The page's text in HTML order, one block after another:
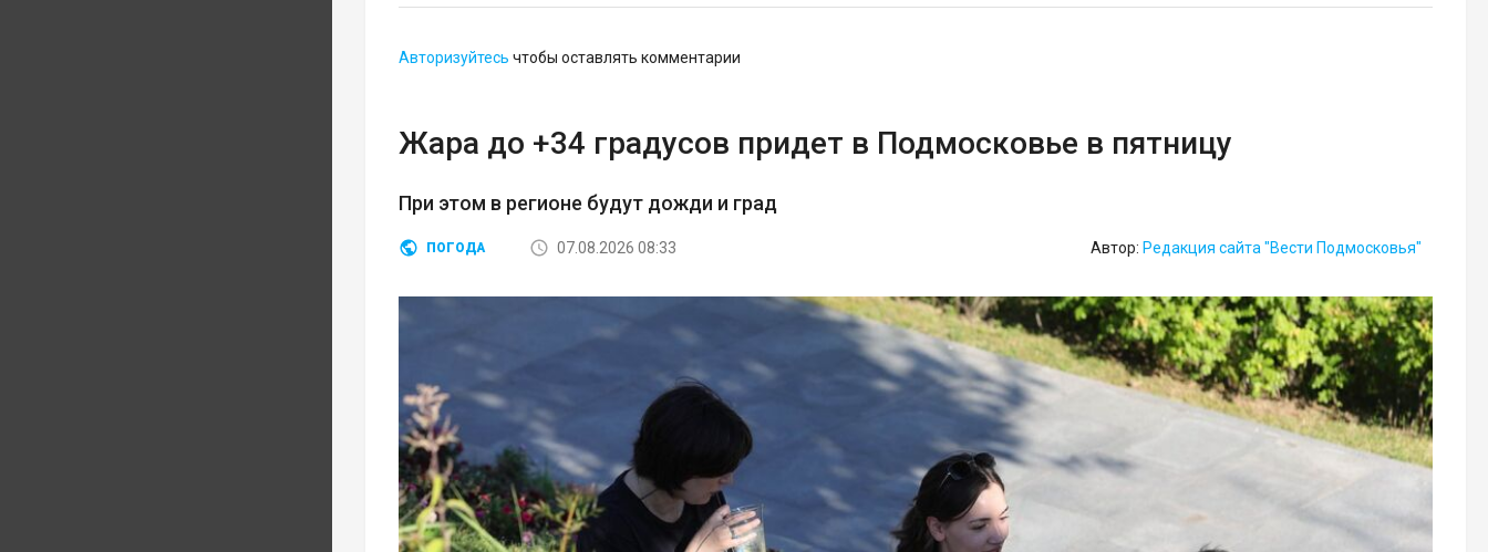
Авторизуйтесь чтобы оставлять комментарии
Жара до +34 градусов придет в Подмосковье в пятницу
При этом в регионе будут дожди и град
ПОГОДА 07.08.2026 08:33 Автор: Редакция сайта "Вести Подмосковья"